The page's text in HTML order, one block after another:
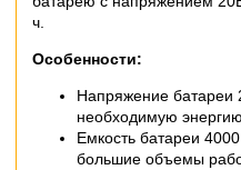
ч.
Особенности:
Напряжение батареи
необходимую
Емкость батареи
большие объемы